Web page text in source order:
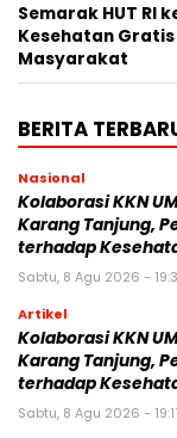
Semarak HUT RI
Kesehatan
Masyarakat
BERITA
Nasional
Kolaborasi KKN
Karang Tanjung,
terhadap
Sabtu, 8 Agu 2026 -
Artikel
Kolaborasi KKN
Karang Tanjung,
terhadap
Sabtu, 8 Agu 2026 -